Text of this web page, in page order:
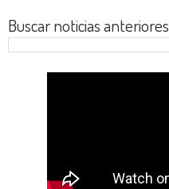
Buscar noticias anteriores